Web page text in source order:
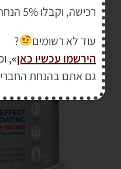
רכישה, וקבלו 5% הנחה על כל עגלת הקניות.
עוד לא רשומים
?
הירשמו עכשיו כאן»
,
גם אתם בהנחת